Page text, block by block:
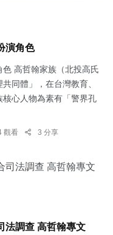
演角色
高哲翰家族（北投高氏
同體」，在台灣教育、
心人物為素有「警界孔
觀看 3 分享
法調查 高哲翰專文